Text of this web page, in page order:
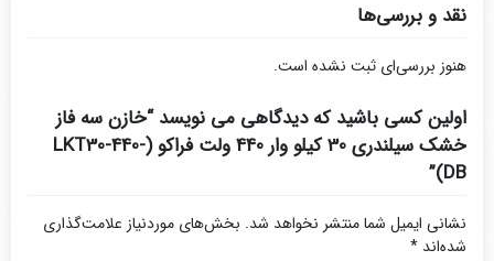
نقد و بررسی‌ها
هنوز بررسی‌ای ثبت نشده است.
اولین کسی باشید که دیدگاهی می نویسد “خازن سه فاز
خشک سیلندری 30 کیلو وار 440 ولت فراکو (LKT30-440-
DB)”
نشانی ایمیل شما منتشر نخواهد شد. بخش‌های موردنیاز علامت‌گذاری
شده‌اند *